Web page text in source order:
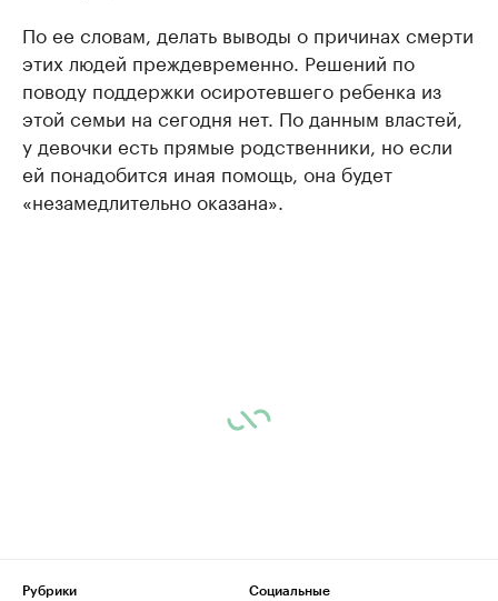
По ее словам, делать выводы о причинах смерти
этих людей преждевременно. Решений по
поводу поддержки осиротевшего ребенка из
этой семьи на сегодня нет. По данным властей,
у девочки есть прямые родственники, но если
ей понадобится иная помощь, она будет
«незамедлительно оказана».
Рубрики
Социальные